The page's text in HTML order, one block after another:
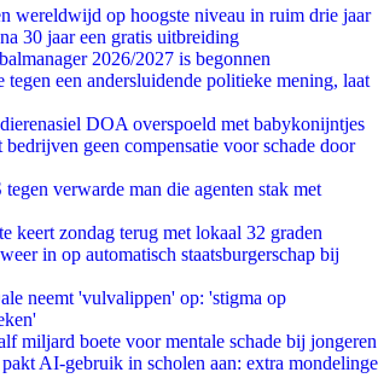
wereldwijd op hoogste niveau in ruim drie jaar
30 jaar een gratis uitbreiding
2026/2027 is begonnen
tegen een andersluidende politieke mening, laat
DOA overspoeld met babykonijntjes
geen compensatie voor schade door
verwarde man die agenten stak met
keert zondag terug met lokaal 32 graden
in op automatisch staatsburgerschap bij
neemt 'vulvalippen' op: 'stigma op
miljard boete voor mentale schade bij jongeren
AI-gebruik in scholen aan: extra mondelinge